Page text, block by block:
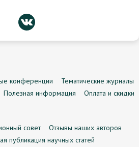
конференции
Тематические журналы
Полезная информация
Оплата и скидки
совет
Отзывы наших авторов
публикация научных статей